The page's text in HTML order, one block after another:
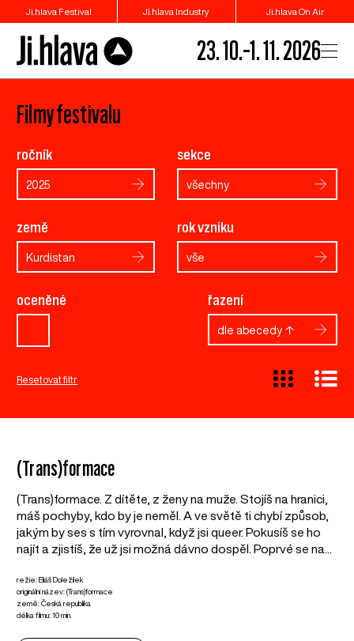
Ji.hlava Festival Ji.hlava Industry Ji.hlava On Air
23. 10.–1. 11. 2026
Filmy festivalu
ročník
2025
sekce
všechny
země
Kurdistan
rok vzniku
vše
oceněné řazení
dle abecedy ↑
Resetovat filtr
(Trans)formace
(Trans)formace. Z dítěte, z ženy na muže. Stojíš na hranici,
máš pochyby, kdo by je neměl. A ve světě ti chybí způsob,
jakým by ses s tím vyrovnal, když jsi queer. Pokusíš se ho
najít a zjistíš, že už jsi možná dávno dospěl. Poprvé se na...
režie: Eliáš Doležílek
originální název: (Trans)formace
země: Česká republika
délka filmu: 10 min.